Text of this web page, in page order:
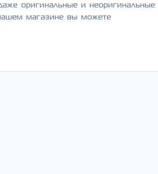
оригинальные и неоригинальные
магазине вы можете